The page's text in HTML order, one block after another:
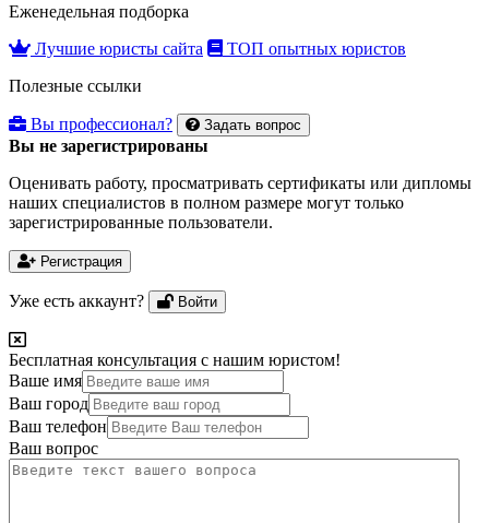
Еженедельная подборка
Лучшие юристы сайта
ТОП опытных юристов
Полезные ссылки
Вы профессионал? Задать вопрос
Вы не зарегистрированы
Оценивать работу, просматривать сертификаты или дипломы
наших специалистов в полном размере могут только
зарегистрированные пользователи.
Регистрация
Уже есть аккаунт? Войти
Бесплатная консультация с нашим юристом!
Ваше имя
Ваш город
Ваш телефон
Ваш вопрос